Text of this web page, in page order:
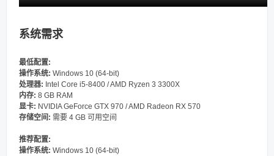
系统需求
最低配置:
操作系统: Windows 10 (64-bit)
处理器: Intel Core i5-8400 / AMD Ryzen 3 3300X
内存: 8 GB RAM
显卡: NVIDIA GeForce GTX 970 / AMD Radeon RX 570
存储空间: 需要 4 GB 可用空间
推荐配置:
操作系统: Windows 10 (64-bit)